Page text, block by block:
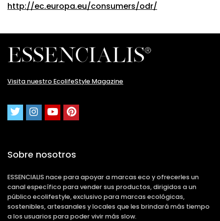
http://ec.europa.eu/consumers/odr/
Visita nuestro EcolifeStyle Magazine
Sobre nosotros
ESSENCIALIS nace para apoyar a marcas eco y ofrecerles un
canal específico para vender sus productos, dirigidos a un
público ecolifestyle, exclusivo para marcas ecológicas,
sostenibles, artesanales y locales que les brindará más tiempo
a los usuarios para poder vivir más slow.